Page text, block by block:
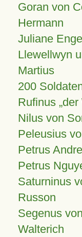
Goran von
Hermann
Juliane
Llewellwyn
Martius
200
Rufinus
Nilus von
Peleusius
Petrus
Petrus
Saturninus
Russon
Segenus
Walterich